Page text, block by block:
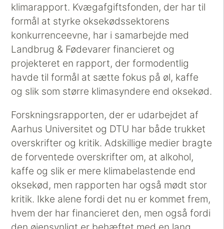
klimarapport. Kvægafgiftsfonden, der har til
formål at styrke oksekødssektorens
konkurrenceevne, har i samarbejde med
Landbrug & Fødevarer financieret og
projekteret en rapport, der formodentlig
havde til formål at sætte fokus på øl, kaffe
og slik som større klimasyndere end oksekød.
Forskningsrapporten, der er udarbejdet af
Aarhus Universitet og DTU har både trukket
overskrifter og kritik. Adskillige medier bragte
de forventede overskrifter om, at alkohol,
kaffe og slik er mere klimabelastende end
oksekød, men rapporten har også mødt stor
kritik. Ikke alene fordi det nu er kommet frem,
hvem der har financieret den, men også fordi